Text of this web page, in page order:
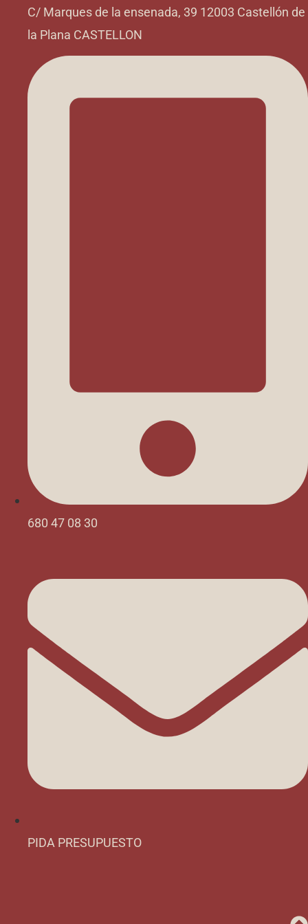
C/ Marques de la ensenada, 39 12003 Castellón de
la Plana CASTELLON
680 47 08 30
PIDA PRESUPUESTO